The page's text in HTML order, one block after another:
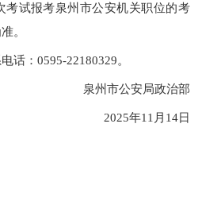
考试报考泉州市公安机关职位的考
。
：0595-22180329。
泉州市公安局政治部
2025年11月14日